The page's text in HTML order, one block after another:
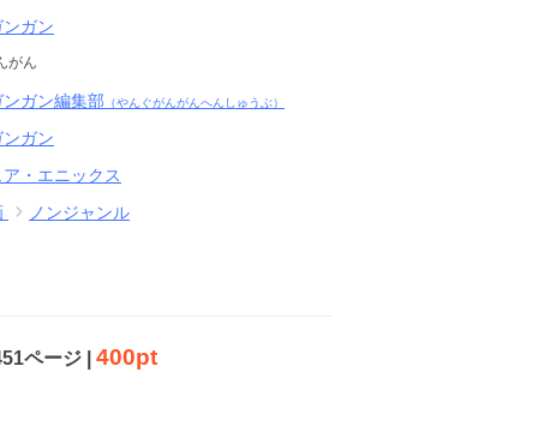
ガン
がん
ガン編集部 （やんぐがんがんへんしゅうぶ）
ガン
・エニックス
ノンジャンル
ページ | 400pt